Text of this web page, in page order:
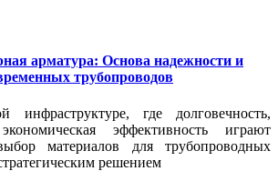
арматура: Основа надежности и
трубопроводов
инфраструктуре, где долговечность,
эффективность играют
материалов для трубопроводных
решением